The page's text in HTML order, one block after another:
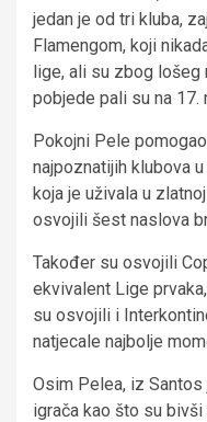
jedan je od tri kluba,
Flamengom, koji
lige, ali su zbog lošeg
pobjede pali su na
Pokojni Pele
najpoznatijih klubova
koja je uživala u
osvojili šest naslova
Također su osvojili
ekvivalent Lige
su osvojili i
natjecale najbolje
Osim Pelea, iz
igrača kao što su bivši